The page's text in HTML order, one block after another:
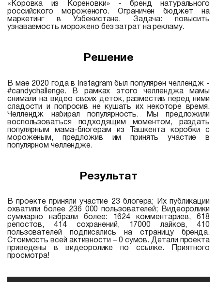
«Коровка из Кореновки» - бренд натурального
российского мороженого. Ограничен бюджет на
маркетинг в Узбекистане. Задача: повысить
узнаваемость морожено без затрат на рекламу.
Решение
В мае 2020 года в Instagram был популярен челлендж -
#candychallenge. В рамках этого челленджа мамы
снимали на видео своих деток, разместив перед ними
сладости и попросив не кушать их некоторе время.
Челлендж набирал популярность. Мы предложили
воспользоваться подходящим моментом, раздать
популярным мама-блогерам из Ташкента коробки с
мороженым, предложив им принять участие в
популярном челлендже.
Результат
В проекте приняли участие 23 блогера; Их публикации
охватили более 236 000 пользователей; Видеоролики
суммарно набрали более: 1624 комментариев, 618
репостов, 414 сохранений, 17000 лайков, 410
пользователей подписались на страницу бренда.
Стоимость всей активности – 0 сумов. Детали проекта
приведены в видеоролике по ссылке. Приятного
просмотра!